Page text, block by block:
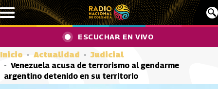
Pasar al contenido principal
ESCUCHAR EN VIVO
Inicio Actualidad
Judicial
Venezuela acusa de terrorismo al gendarme
argentino detenido en su territorio